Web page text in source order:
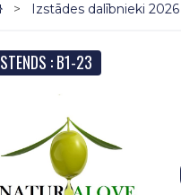
Izstādes dalībnieki 2026
STENDS : B1-23